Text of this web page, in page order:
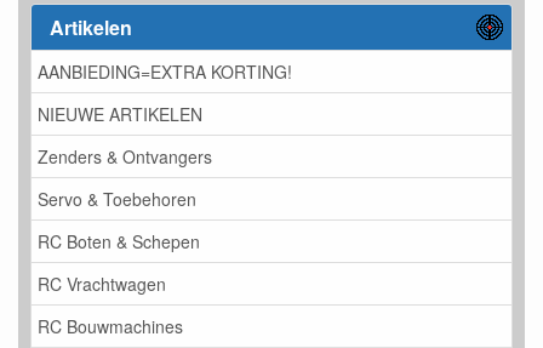
Artikelen
AANBIEDING=EXTRA KORTING!
NIEUWE ARTIKELEN
Zenders & Ontvangers
Servo & Toebehoren
RC Boten & Schepen
RC Vrachtwagen
RC Bouwmachines